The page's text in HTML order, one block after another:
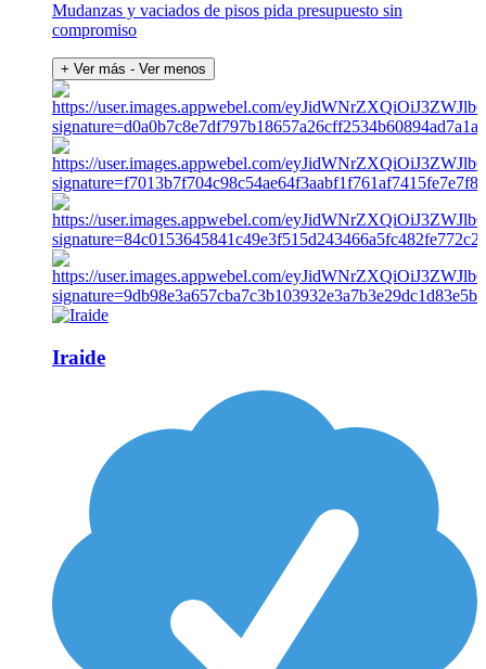
Mudanzas y vaciados de pisos pida presupuesto sin
compromiso
+ Ver más - Ver menos
Iraide